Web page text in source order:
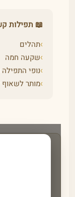
📖 תפילות
›תהלים
›שקעה חמה
›נופי
›מותר לשאוף
רוצים
בחרו